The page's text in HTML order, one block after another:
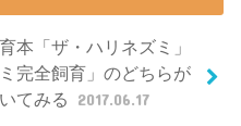
本「ザ・ハリネズミ」
完全飼育」のどちらが
てみる
2017.06.17